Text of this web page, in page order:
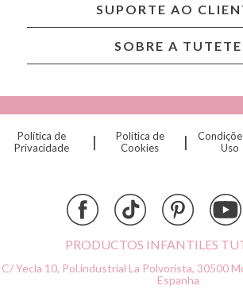
Cristina de Jos'h
Djeco
SUPORTE AO
SOBRE A TUTETE
Política de
Privacidade
|
Política de
Cookies
|
Uso
PRODUCTOS INFANTILES
C/ Yecla 10, Pol.industrial La Polvorista, 30500
Espanha